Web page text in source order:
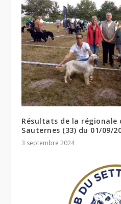
Résultats de la régionale
Sauternes (33) du 01/09/
3 septembre 2024